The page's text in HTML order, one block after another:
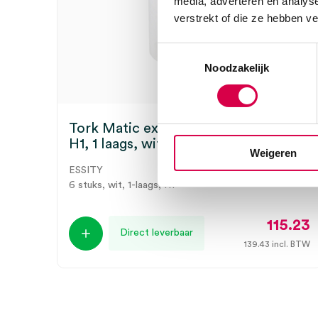
verstrekt of die ze hebben
Noodzakelijk
Weigeren
Tork Matic extra lange handdoekrol,
H1, 1 laags, wit (6)
ESSITY
6 stuks, wit, 1-laags, H1
Direct leverbaar 115.23
139.43 incl. BTW